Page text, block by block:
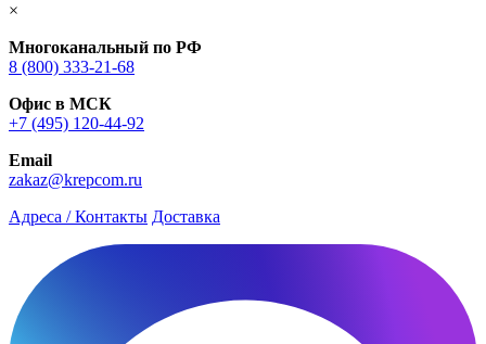
×
Многоканальный по РФ
8 (800) 333‑21-68
Офис в МСК
+7 (495) 120-44-92
Email
zakaz@krepcom.ru
Адреса / Контакты Доставка